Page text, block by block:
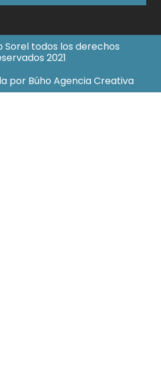
todos los derechos
2021
por Búho Agencia Creativa